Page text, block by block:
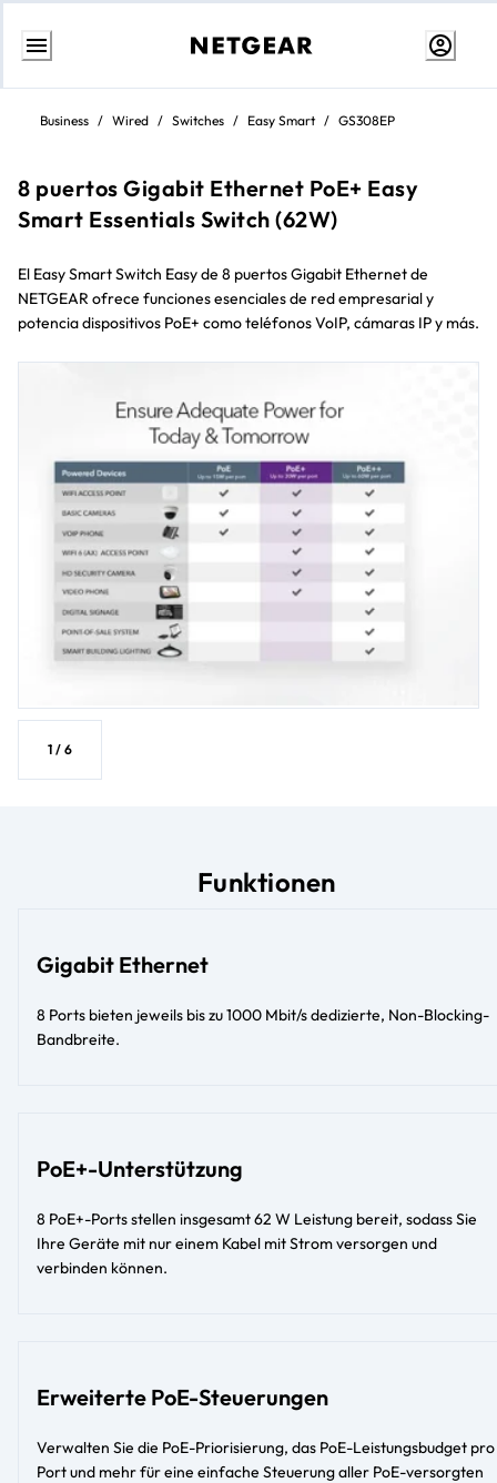
Weiter
InhaltBusiness / Wired / Switches / Easy Smart / GS308EP
8 puertos Gigabit Ethernet PoE+ Easy
Smart Essentials Switch (62W)
El Easy Smart Switch Easy de 8 puertos Gigabit Ethernet de
NETGEAR ofrece funciones esenciales de red empresarial y
potencia dispositivos PoE+ como teléfonos VoIP, cámaras IP y más.
1 / 6
Funktionen
Gigabit Ethernet
8 Ports bieten jeweils bis zu 1000 Mbit/s dedizierte, Non-Blocking-
Bandbreite.
PoE+-Unterstützung
8 PoE+-Ports stellen insgesamt 62 W Leistung bereit, sodass Sie
Ihre Geräte mit nur einem Kabel mit Strom versorgen und
verbinden können.
Erweiterte PoE-Steuerungen
Verwalten Sie die PoE-Priorisierung, das PoE-Leistungsbudget pro
Port und mehr für eine einfache Steuerung aller PoE-versorgten